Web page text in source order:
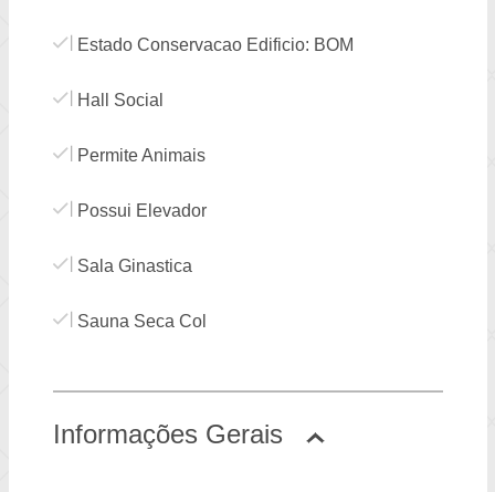
Estado Conservacao Edificio: BOM
Hall Social
Permite Animais
Possui Elevador
Sala Ginastica
Sauna Seca Col
Informações Gerais